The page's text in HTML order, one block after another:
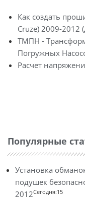
Как создать
Cruze) 2009-2012
ТМПН -
Погружных
Расчет
Популярные
Установка
подушек
2012Сегодня:15